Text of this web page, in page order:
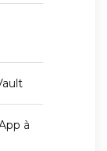
à